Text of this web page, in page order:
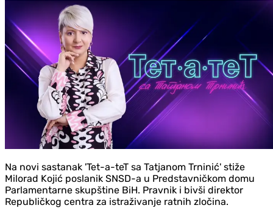
Na novi sastanak 'Tet-a-teT sa Tatjanom Trninić' stiže
Milorad Kojić poslanik SNSD-a u Predstavničkom domu
Parlamentarne skupštine BiH. Pravnik i bivši direktor
Republičkog centra za istraživanje ratnih zločina.